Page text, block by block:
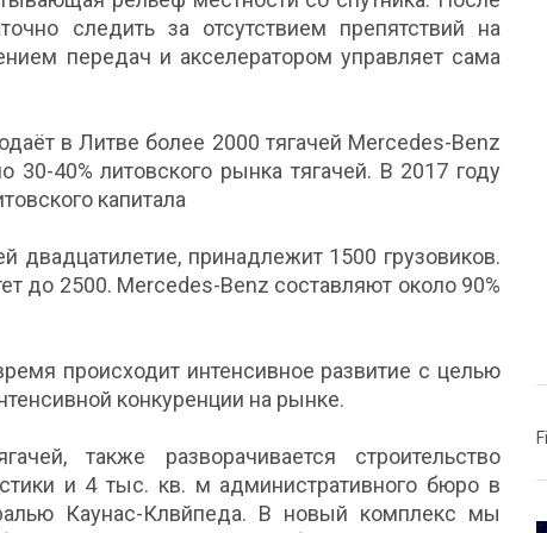
следить за отсутствием препятствий на
передач и акселератором управляет сама
в Литве более 2000 тягачей Mercedes-Benz
30-40% литовского рынка тягачей. В 2017 году
капитала
двадцатилетие, принадлежит 1500 грузовиков.
до 2500. Mercedes-Benz составляют около 90%
происходит интенсивное развитие с целью
конкуренции на рынке.
также разворачивается строительство
и 4 тыс. кв. м административного бюро в
Каунас-Клвйпеда. В новый комплекс мы